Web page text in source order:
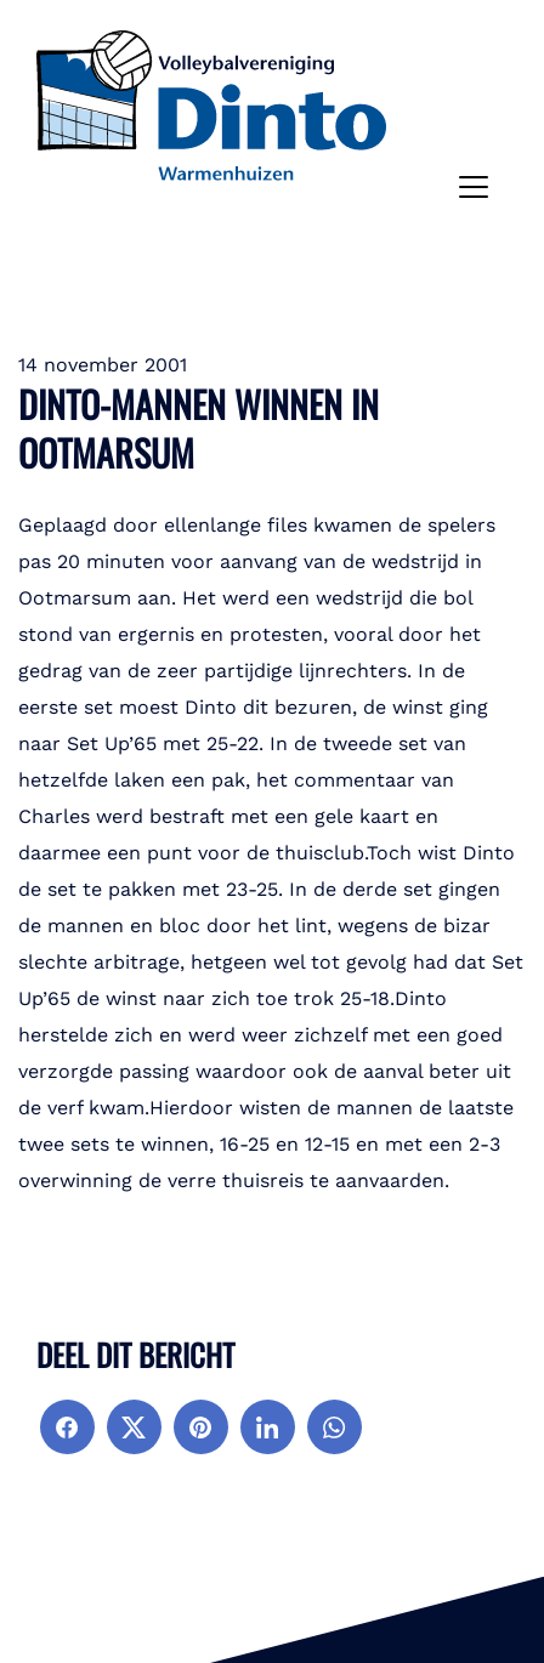
14 november 2001
DINTO-MANNEN WINNEN IN
OOTMARSUM
Geplaagd door ellenlange files kwamen de spelers
pas 20 minuten voor aanvang van de wedstrijd in
Ootmarsum aan. Het werd een wedstrijd die bol
stond van ergernis en protesten, vooral door het
gedrag van de zeer partijdige lijnrechters. In de
eerste set moest Dinto dit bezuren, de winst ging
naar Set Up’65 met 25-22. In de tweede set van
hetzelfde laken een pak, het commentaar van
Charles werd bestraft met een gele kaart en
daarmee een punt voor de thuisclub.Toch wist Dinto
de set te pakken met 23-25. In de derde set gingen
de mannen en bloc door het lint, wegens de bizar
slechte arbitrage, hetgeen wel tot gevolg had dat Set
Up’65 de winst naar zich toe trok 25-18.Dinto
herstelde zich en werd weer zichzelf met een goed
verzorgde passing waardoor ook de aanval beter uit
de verf kwam.Hierdoor wisten de mannen de laatste
twee sets te winnen, 16-25 en 12-15 en met een 2-3
overwinning de verre thuisreis te aanvaarden.
DEEL DIT BERICHT